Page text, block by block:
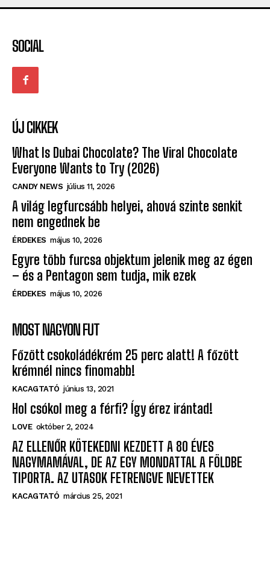
SOCIAL
ÚJ CIKKEK
What Is Dubai Chocolate? The Viral Chocolate
Everyone Wants to Try (2026)
CANDY NEWS július 11, 2026
A világ legfurcsább helyei, ahová szinte senkit
nem engednek be
ÉRDEKES május 10, 2026
Egyre több furcsa objektum jelenik meg az égen
– és a Pentagon sem tudja, mik ezek
ÉRDEKES május 10, 2026
MOST NAGYON FUT
Főzött csokoládékrém 25 perc alatt! A főzött
krémnél nincs finomabb!
KACAGTATÓ június 13, 2021
Hol csókol meg a férfi? Így érez irántad!
LOVE október 2, 2024
AZ ELLENŐR KÖTEKEDNI KEZDETT A 80 ÉVES
NAGYMAMÁVAL, DE AZ EGY MONDATTAL A FÖLDBE
TIPORTA. AZ UTASOK FETRENGVE NEVETTEK
KACAGTATÓ március 25, 2021